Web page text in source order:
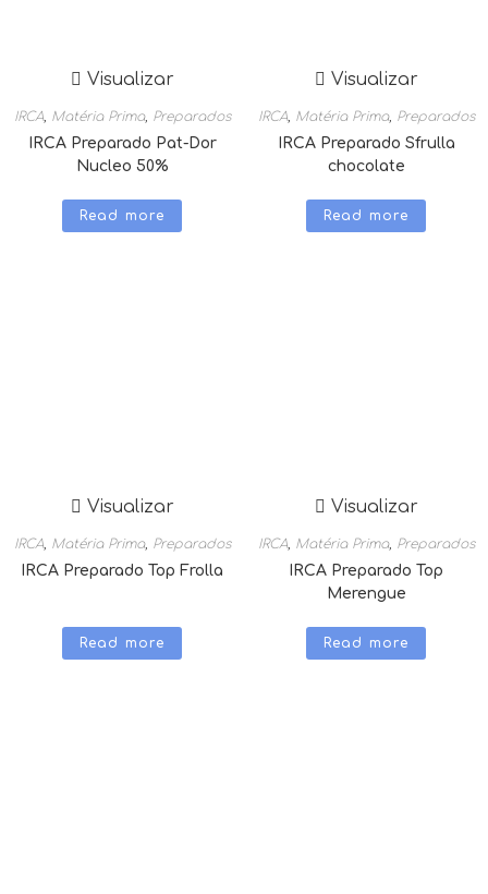
Visualizar
IRCA, Matéria Prima, Preparados
IRCA Preparado Pat-Dor
Nucleo 50%
Read more
Visualizar
IRCA, Matéria Prima, Preparados
IRCA Preparado Sfrulla
chocolate
Read more
Visualizar
IRCA, Matéria Prima, Preparados
IRCA Preparado Top Frolla
Read more
Visualizar
IRCA, Matéria Prima, Preparados
IRCA Preparado Top
Merengue
Read more